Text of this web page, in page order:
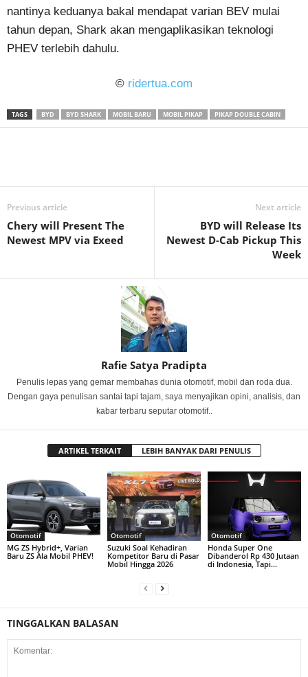
nantinya keduanya bakal mendapat varian BEV mulai
tahun depan, Shark akan mengaplikasikan teknologi
PHEV terlebih dahulu.
© ridertua.com
TAGS BYD BYD SHARK MOBIL BARU MOBIL PIKAP PIKAP DOUBLE CABIN
Previous article
Chery will Present The
Newest MPV via Exeed
Next article
BYD will Release Its
Newest D-Cab Pickup This
Week
Rafie Satya Pradipta
Penulis lepas yang gemar membahas dunia otomotif, mobil dan roda dua.
Dengan gaya penulisan santai tapi tajam, saya menyajikan opini, analisis, dan
kabar terbaru seputar otomotif..
ARTIKEL TERKAIT LEBIH BANYAK DARI PENULIS
Otomotif
MG ZS Hybrid+, Varian
Baru ZS Ala Mobil PHEV!
Otomotif
Suzuki Soal Kehadiran
Kompetitor Baru di Pasar
Mobil Hingga 2026
Otomotif
Honda Super One
Dibanderol Rp 430 Jutaan
di Indonesia, Tapi…
TINGGALKAN BALASAN